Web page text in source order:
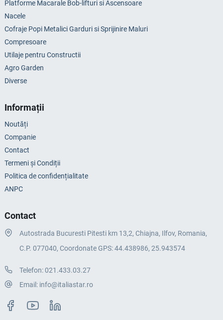
Platforme Macarale Bob-lifturi si Ascensoare
Nacele
Cofraje Popi Metalici Garduri si Sprijinire Maluri
Compresoare
Utilaje pentru Constructii
Agro Garden
Diverse
Informații
Noutăți
Companie
Contact
Termeni și Condiții
Politica de confidențialitate
ANPC
Contact
Autostrada Bucuresti Pitesti km 13,2, Chiajna, Ilfov, Romania,
C.P. 077040, Coordonate GPS: 44.438986, 25.943574
Telefon:021.433.03.27
Email: info@italiastar.ro